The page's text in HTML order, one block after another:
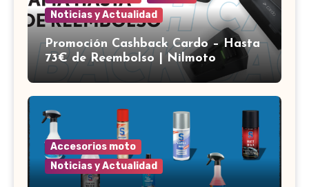
Noticias y Actualidad
Promoción Cashback Cardo – Hasta
73€ de Reembolso | Nilmoto
Accesorios moto
Noticias y Actualidad